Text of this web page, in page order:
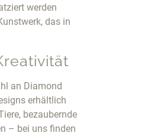
werden
das in
an Diamond
erhältlich
bezaubernde
– bei uns finden